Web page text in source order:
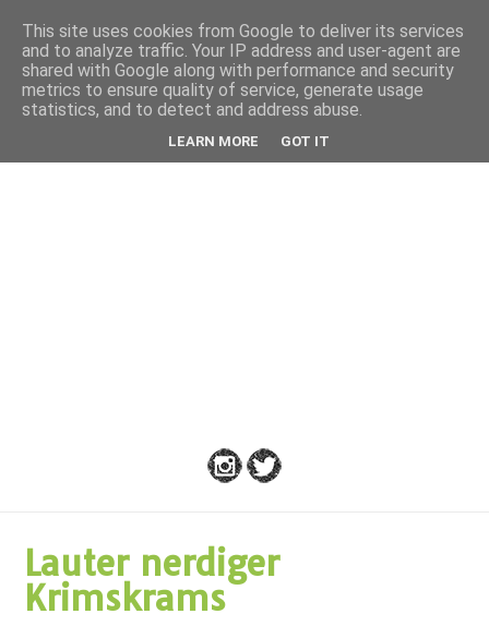
Back
Down
Lauter nerdiger
Krimskrams
This site uses cookies from Google to deliver its services
and to analyze traffic. Your IP address and user-agent are
shared with Google along with performance and security
metrics to ensure quality of service, generate usage
statistics, and to detect and address abuse.
LEARN MORE GOT IT